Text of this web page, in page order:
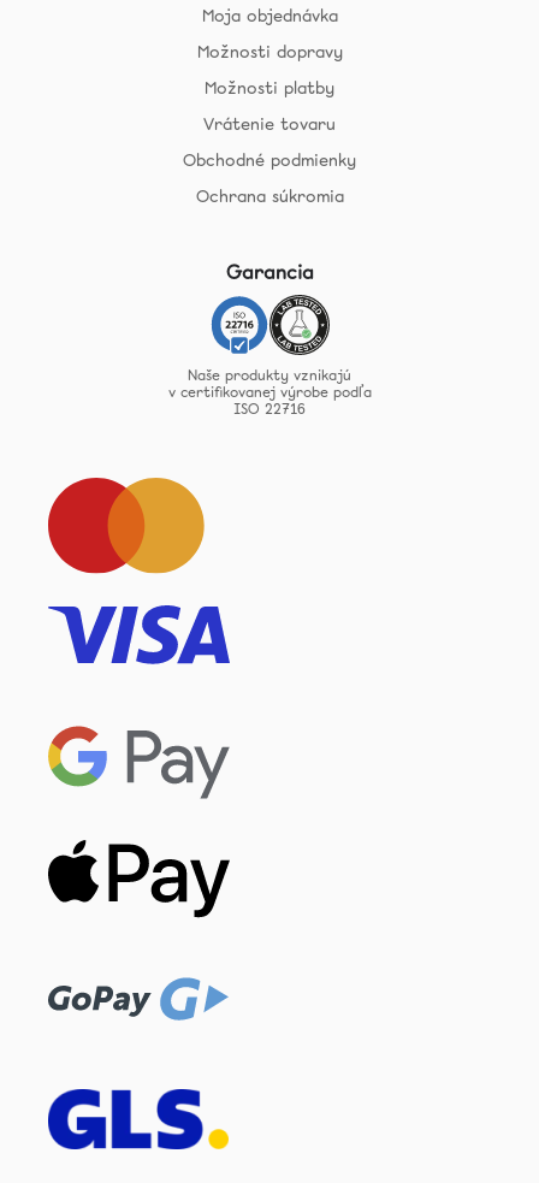
Moja objednávka
Možnosti dopravy
Možnosti platby
Vrátenie tovaru
Obchodné podmienky
Ochrana súkromia
Garancia
Naše produkty vznikajú
v certifikovanej výrobe podľa
ISO 22716